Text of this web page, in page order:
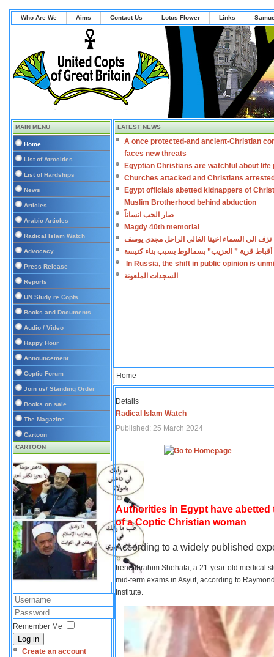
Who Are We Aims Contact Us Lotus Flower Links
MAIN MENU
Home
List of Atrocities
List of Hardships
News
Articles
Arabic Articles
Radical Islam Watch
Advocacy
Press Release
Reports
UN Study re Copts
Books and Documents
Audio / Video
Happy Hour
Announcement
Coptic Forum
Join us/ Standing Order
Books on sale
The Magazine
Cartoon
CARTOON
Remember Me
Log in
Create an account
LATEST NEWS
A once protected-and ancient-Christian
faces new threats
Egyptian Christians are watchful about life
Churches attacked and Christians
Egypt officials abetted kidnappers of
Muslim Brotherhood behind abduction
صار الحب انساناً
Magdy 40th memorial
نزف الي السماء اخينا الغالي الراحل مجدي يوسف
أقباط قرية ” العزيب” بسمالوط بسبب بناء كنيسة
In Russia, the shift in public opinion is
السجدات الملعونة
Home
Details
Radical Islam Watch
Published: 25 March 2024
Authorities in Egypt have
of a Coptic Christian woman
According to a widely published
Irene Ibrahim Shehata, a 21-year-old medical
mid-term exams in Asyut, according to
Institute.